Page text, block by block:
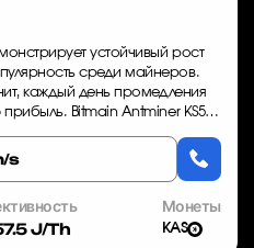
устойчивый рост
среди майнеров.
каждый день промедления
Bitmain Antminer KS5
s
J/Th
Монеты
KAS